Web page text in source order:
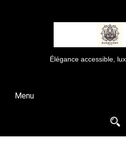
Élégance accessible,
Menu